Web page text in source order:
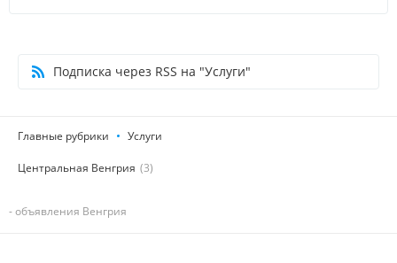
Подписка через RSS на "Услуги"
Главные рубрики Услуги
Центральная Венгрия (3)
- объявления Венгрия